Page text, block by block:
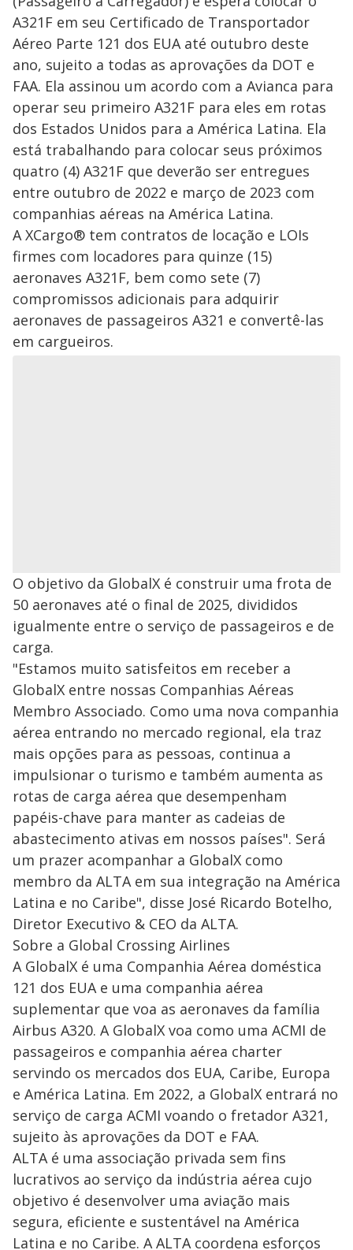
A321F em seu Certificado de Transportador
Aéreo Parte 121 dos EUA até outubro deste
ano, sujeito a todas as aprovações da DOT e
FAA. Ela assinou um acordo com a Avianca para
operar seu primeiro A321F para eles em rotas
dos Estados Unidos para a América Latina. Ela
está trabalhando para colocar seus próximos
quatro (4) A321F que deverão ser entregues
entre outubro de 2022 e março de 2023 com
companhias aéreas na América Latina.
A XCargo® tem contratos de locação e LOIs
firmes com locadores para quinze (15)
aeronaves A321F, bem como sete (7)
compromissos adicionais para adquirir
aeronaves de passageiros A321 e convertê-las
em cargueiros.
O objetivo da GlobalX é construir uma frota de
50 aeronaves até o final de 2025, divididos
igualmente entre o serviço de passageiros e de
carga.
"Estamos muito satisfeitos em receber a
GlobalX entre nossas Companhias Aéreas
Membro Associado. Como uma nova companhia
aérea entrando no mercado regional, ela traz
mais opções para as pessoas, continua a
impulsionar o turismo e também aumenta as
rotas de carga aérea que desempenham
papéis-chave para manter as cadeias de
abastecimento ativas em nossos países". Será
um prazer acompanhar a GlobalX como
membro da ALTA em sua integração na América
Latina e no Caribe", disse José Ricardo Botelho,
Diretor Executivo & CEO da ALTA.
Sobre a Global Crossing Airlines
A GlobalX é uma Companhia Aérea doméstica
121 dos EUA e uma companhia aérea
suplementar que voa as aeronaves da família
Airbus A320. A GlobalX voa como uma ACMI de
passageiros e companhia aérea charter
servindo os mercados dos EUA, Caribe, Europa
e América Latina. Em 2022, a GlobalX entrará no
serviço de carga ACMI voando o fretador A321,
sujeito às aprovações da DOT e FAA.
ALTA é uma associação privada sem fins
lucrativos ao serviço da indústria aérea cujo
objetivo é desenvolver uma aviação mais
segura, eficiente e sustentável na América
Latina e no Caribe. A ALTA coordena esforços